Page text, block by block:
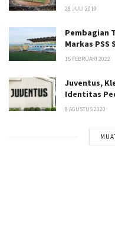
28 JULI 2019
Pembagian
Markas PSS
15 FEBRUARI 2022
Juventus,
Identitas
8 AGUSTUS 2020